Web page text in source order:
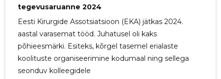
tegevusaruanne 2024
Eesti Kirurgide Assotsiatsioon (EKA) jätkas 2024.
aastal varasemat tööd. Juhatusel oli kaks
põhieesmärki. Esiteks, kõrgel tasemel erialaste
koolituste organiseerimine kodumaal ning sellega
seonduv kolleegidele